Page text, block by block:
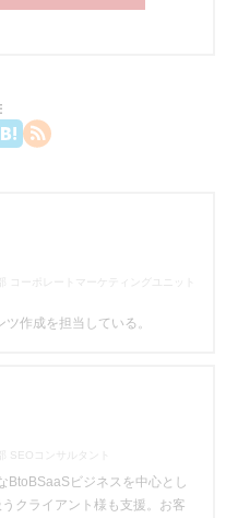
コーポレートマーケティングユニット
作成を担当している。
SEOコンサルタント
BtoBSaaSビジネスを中心とし
クライアント様も支援。お客